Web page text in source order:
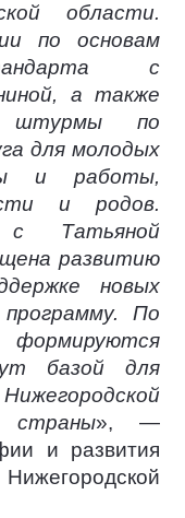
области.
по основам
с
а также
штурмы по
для молодых
и работы,
и родов.
с Татьяной
развитию
новых
По
базой для
», —
и развития